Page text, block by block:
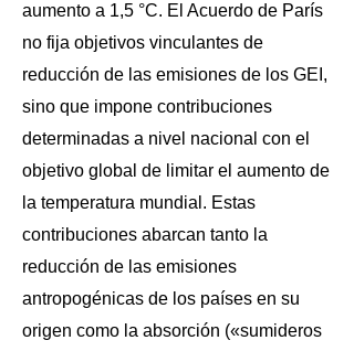
aumento a 1,5 °C. El Acuerdo de París
no fija objetivos vinculantes de
reducción de las emisiones de los GEI,
sino que impone contribuciones
determinadas a nivel nacional con el
objetivo global de limitar el aumento de
la temperatura mundial. Estas
contribuciones abarcan tanto la
reducción de las emisiones
antropogénicas de los países en su
origen como la absorción («sumideros